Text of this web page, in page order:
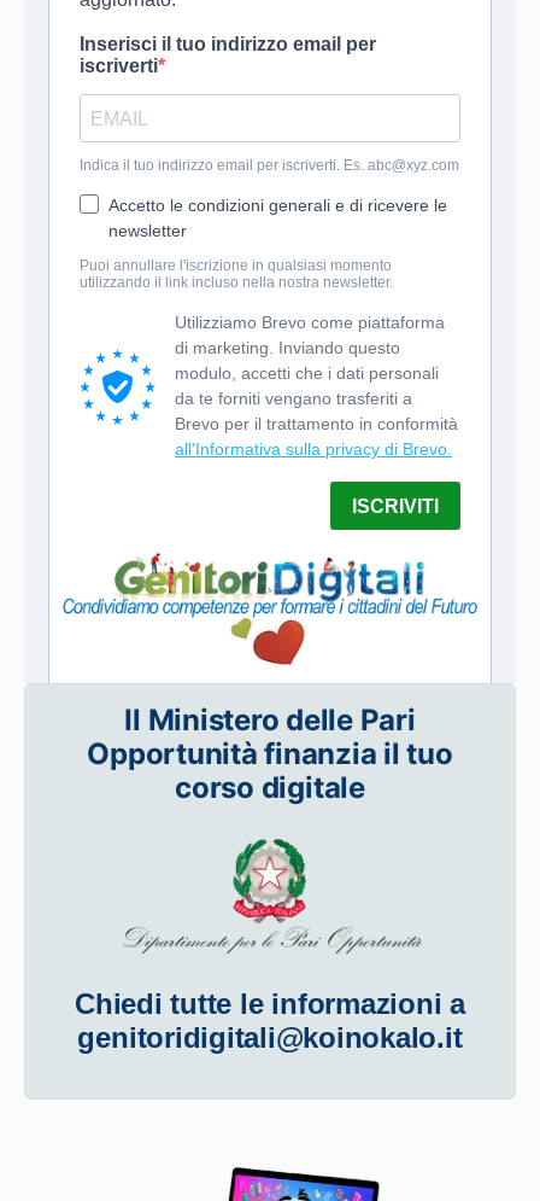
Il Ministero delle Pari
Opportunità finanzia il tuo
corso digitale
Chiedi tutte le informazioni a
genitoridigitali@koinokalo.it